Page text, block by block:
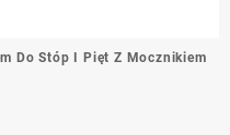
Do Stóp I Pięt Z Mocznikiem